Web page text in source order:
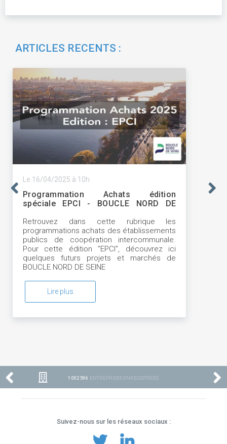
ARTICLES RECENTS :
Le 16/04/2025 à 10h
Programmation Achats édition
spéciale EPCI - BOUCLE NORD DE
Retrouvez dans cette rubrique les
programmations achats des établissements
publics de coopération intercommunale.
Pour cette édition "EPCI", découvrez ici
quelques futurs projets et marchés de
BOUCLE NORD DE SEINE
Lire plus
1 002 596 ENTREPRISES ENREGISTRÉES
Suivez-nous sur les réseaux sociaux :